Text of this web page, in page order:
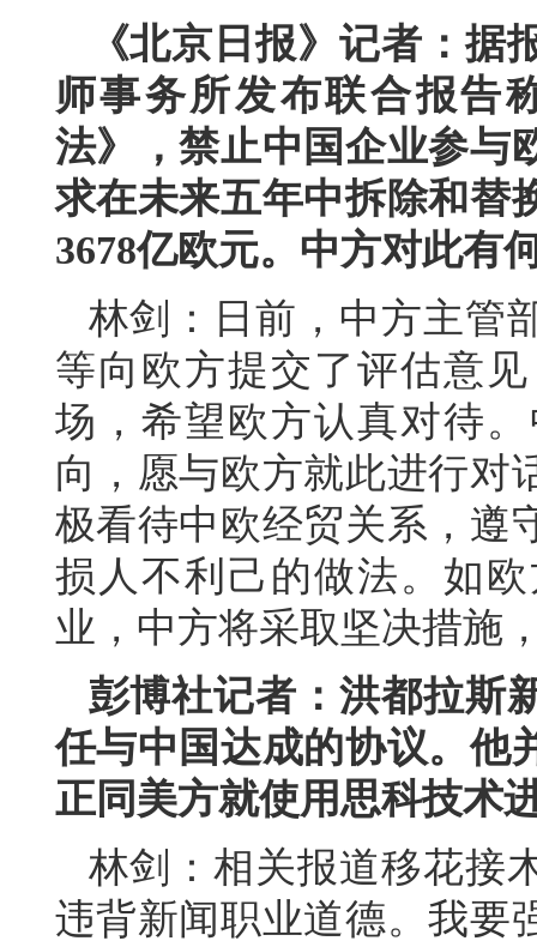
《北京日报》记者：
师事务所发布联合报告
法》，禁止中国企业参与
求在未来五年中拆除和替
3678亿欧元。中方对此有
林剑：日前，中方主管
等向欧方提交了评估意
场，希望欧方认真对待
向，愿与欧方就此进行对
极看待中欧经贸关系，遵
损人不利己的做法。如
业，中方将采取坚决措施
彭博社记者：洪都拉斯
任与中国达成的协议。他
正同美方就使用思科技术
林剑：相关报道移花接
违背新闻职业道德。我要